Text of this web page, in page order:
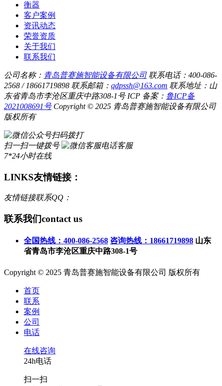
衡器
客户案例
资讯动态
荣誉资质
关于我们
联系我们
公司名称： 青岛普赛施智能设备有限公司 联系电话：400-086-
2568 / 18661719898 联系邮箱： qdpssh@163.com 联系地址：山
东省青岛市李沧区重庆中路308-1号 ICP 备案： 鲁ICP备
2021008691号 Copyright © 2025 青岛普赛施智能设备有限公司
版权所有
扫码拨打
扫一扫一键拨号
电话客服
7*24小时在线
LINKS友情链接：
友情链接联系QQ：
联系我们contact us
全国热线：400-086-2568 咨询热线：18661719898 山东
省青岛市李沧区重庆中路308-1号
Copyright © 2025 青岛普赛施智能设备有限公司 版权所有
首页
联系
案例
公司
电话
在线咨询
24h电话
扫一扫